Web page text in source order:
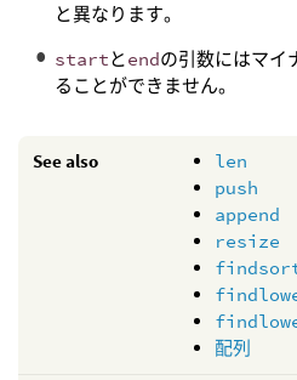
と異なります。
startとendの引数にはマイ
ることができません。
See also
len
push
append
resize
配列